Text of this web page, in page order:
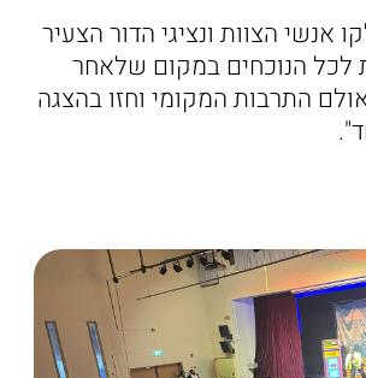
אנשי הצוות ונציגי הדור הצעיר
לכל הנוכחים במקום שלאחר
התרבות המקומי וחזו בהצגה